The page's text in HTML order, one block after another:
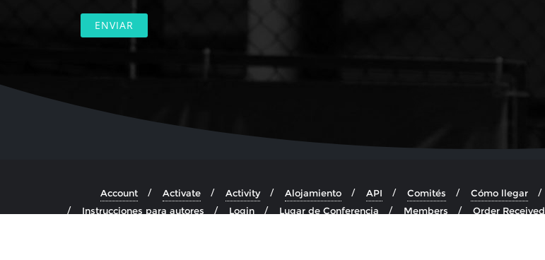
Account Activate Activity Alojamiento API Comités Cómo llegar
Instrucciones para autores
Login Lugar de Conferencia Members Order Received